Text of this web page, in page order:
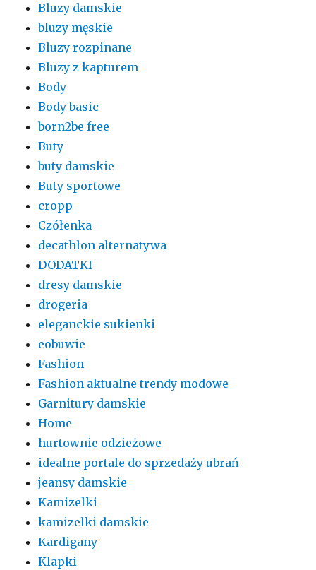
Bluzy damskie
bluzy męskie
Bluzy rozpinane
Bluzy z kapturem
Body
Body basic
born2be free
Buty
buty damskie
Buty sportowe
cropp
Czółenka
decathlon alternatywa
DODATKI
dresy damskie
drogeria
eleganckie sukienki
eobuwie
Fashion
Fashion aktualne trendy modowe
Garnitury damskie
Home
hurtownie odzieżowe
idealne portale do sprzedaży ubrań
jeansy damskie
Kamizelki
kamizelki damskie
Kardigany
Klapki